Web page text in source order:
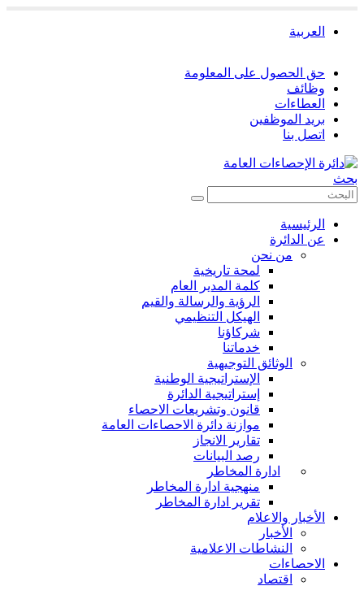
العربية
حق الحصول على المعلومة
وظائف
العطاءات
بريد الموظفين
اتصل بنا
بحث
الرئيسية
عن الدائرة
من نحن
لمحة تاريخية
كلمة المدير العام
الرؤية والرسالة والقيم
الهيكل التنظيمي
شركاؤنا
خدماتنا
الوثائق التوجيهية
الإستراتيجية الوطنية
إستراتيجية الدائرة
قانون وتشريعات الاحصاء
موازنة دائرة الاحصاءات العامة
تقارير الانجاز
رصد البيانات
ادارة المخاطر
منهجية ادارة المخاطر
تقرير ادارة المخاطر
الأخبار والاعلام
الأخبار
النشاطات الاعلامية
الاحصاءات
اقتصاد